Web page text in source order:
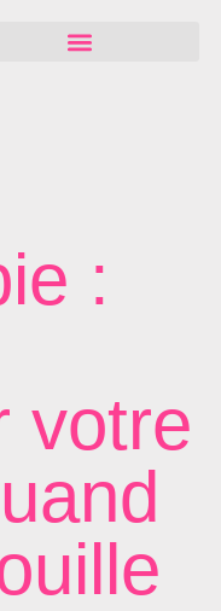
:
votre